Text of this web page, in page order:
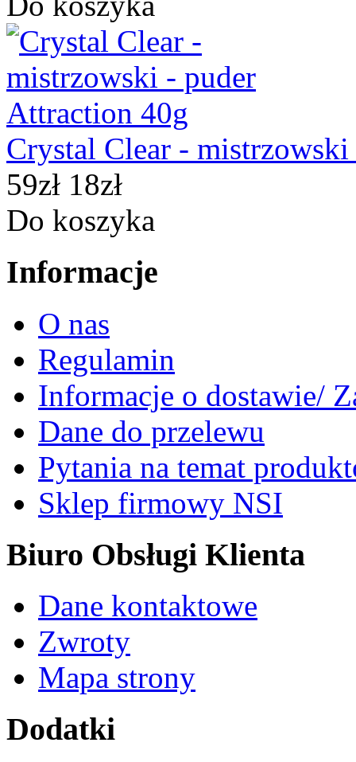
Crystal Clear -
59zł 18zł
Do koszyka
Informacje
O nas
Regulamin
Informacje o dostawie/
Dane do przelewu
Pytania na temat
Sklep firmowy NSI
Biuro Obsługi Klienta
Dane kontaktowe
Zwroty
Mapa strony
Dodatki